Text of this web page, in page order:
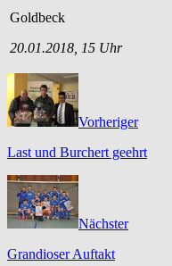
Goldbeck
20.01.2018, 15 Uhr
Vorheriger
Last und Burchert geehrt
Nächster
Grandioser Auftakt